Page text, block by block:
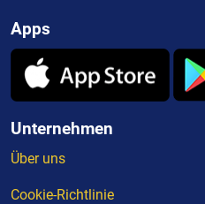
Apps
Unternehmen
Über uns
Cookie-Richtlinie